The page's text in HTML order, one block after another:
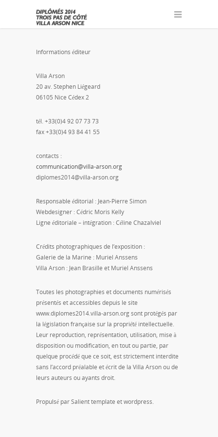
Informations éditeur
Villa Arson
20 av. Stephen Liégeard
06105 Nice Cédex 2
tél. +33(0)4 92 07 73 73
fax +33(0)4 93 84 41 55
contacts :
communication@villa-arson.org
diplomes2014@villa-arson.org
Responsable éditorial : Jean-Pierre Simon
Webdesigner : Cédric Moris Kelly
Ligne éditoriale – intégration : Céline Chazalviel
Crédits photographiques de l’exposition :
Galerie de la Marine : Muriel Anssens
Villa Arson : Jean Brasille et Muriel Anssens
Toutes les photographies et documents numérisés
présentés et accessibles depuis le site
www.diplomes2014.villa-arson.org sont protégés par
la législation française sur la propriété intellectuelle.
Leur reproduction, représentation, utilisation, mise à
disposition ou modification, en tout ou partie, par
quelque procédé que ce soit, est strictement interdite
sans l’accord préalable et écrit de la Villa Arson ou de
leurs auteurs ou ayants droit.
Propulsé par Salient template et wordpress.